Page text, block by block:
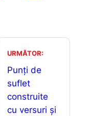
s
A
p
p
s
e
er
URMĂTOR:
Punți de
suflet
construite
cu versuri și